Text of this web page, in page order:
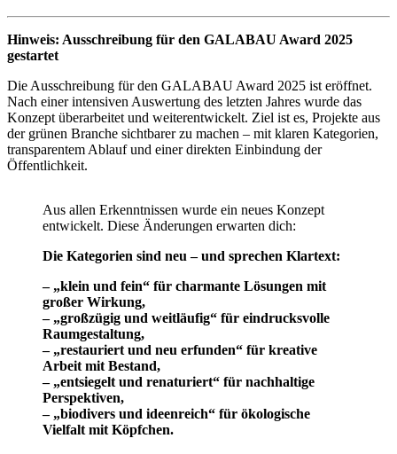
Hinweis: Ausschreibung für den GALABAU Award 2025
gestartet
Die Ausschreibung für den GALABAU Award 2025 ist eröffnet.
Nach einer intensiven Auswertung des letzten Jahres wurde das
Konzept überarbeitet und weiterentwickelt. Ziel ist es, Projekte aus
der grünen Branche sichtbarer zu machen – mit klaren Kategorien,
transparentem Ablauf und einer direkten Einbindung der
Öffentlichkeit.
Aus allen Erkenntnissen wurde ein neues Konzept
entwickelt. Diese Änderungen erwarten dich:
Die Kategorien sind neu – und sprechen Klartext:
– „klein und fein“ für charmante Lösungen mit
großer Wirkung,
– „großzügig und weitläufig“ für eindrucksvolle
Raumgestaltung,
– „restauriert und neu erfunden“ für kreative
Arbeit mit Bestand,
– „entsiegelt und renaturiert“ für nachhaltige
Perspektiven,
– „biodivers und ideenreich“ für ökologische
Vielfalt mit Köpfchen.